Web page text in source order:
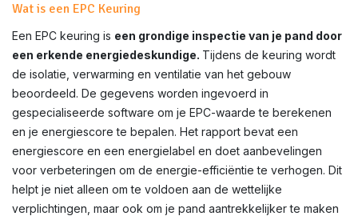
Wat is een EPC Keuring
Een EPC keuring is een grondige inspectie van je pand door
een erkende energiedeskundige. Tijdens de keuring wordt
de isolatie, verwarming en ventilatie van het gebouw
beoordeeld. De gegevens worden ingevoerd in
gespecialiseerde software om je EPC-waarde te berekenen
en je energiescore te bepalen. Het rapport bevat een
energiescore en een energielabel en doet aanbevelingen
voor verbeteringen om de energie-efficiëntie te verhogen. Dit
helpt je niet alleen om te voldoen aan de wettelijke
verplichtingen, maar ook om je pand aantrekkelijker te maken